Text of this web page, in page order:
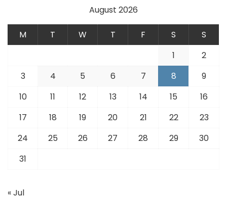
August 2026
M T W T F S
S
1
2
3
4 5 6 7 8
9
10
11 12 13 14 15
16
17
18 19 20 21 22
23
24
25 26 27 28 29
30
31
« Jul